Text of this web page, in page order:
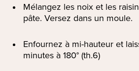
Mélangez les noix et les
pâte. Versez dans un moule.
Enfournez à mi-hauteur et
minutes à 180° (th.6)